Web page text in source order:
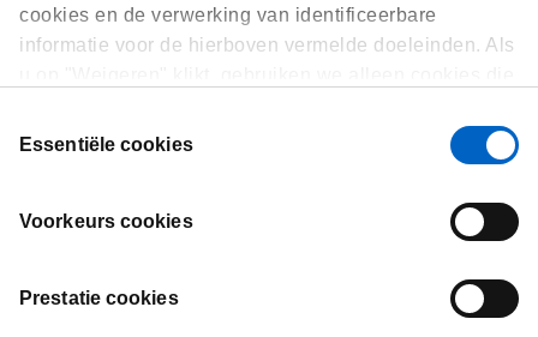
cookies en de verwerking van identificeerbare
informatie voor de hierboven vermelde doeleinden. Als
niet in staat zijn om onze website te optimaliseren en
"Cookievoorkeuren" te klikken in de voettekst van elke
Essentiële cookies
Voorkeurs cookies
Prestatie cookies
kortademigheid en zwakte kan
veroorzaken
botten